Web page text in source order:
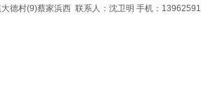
德村(9)蔡家浜西 联系人：沈卫明 手机：